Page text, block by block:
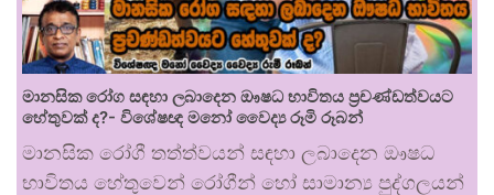
මානසික රෝග සඳහා ලබාදෙන ඖෂධ භාවිතය ප්‍රචණ්ඩත්වයට
හේතුවක් ද?- විශේෂඥ මනෝ වෛද්‍ය රූමි රූබන්
මානසික රෝගී තත්ත්වයන් සඳහා ලබාදෙන ඖෂධ
භාවිතය හේතුවෙන් රෝගීන් හෝ සාමාන්‍ය පුද්ගලයන්